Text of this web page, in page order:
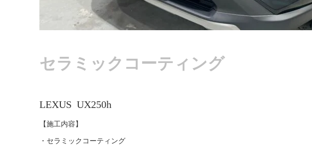
セラミックコーティング
LEXUS UX250h
【施工内容】
・セラミックコーティング